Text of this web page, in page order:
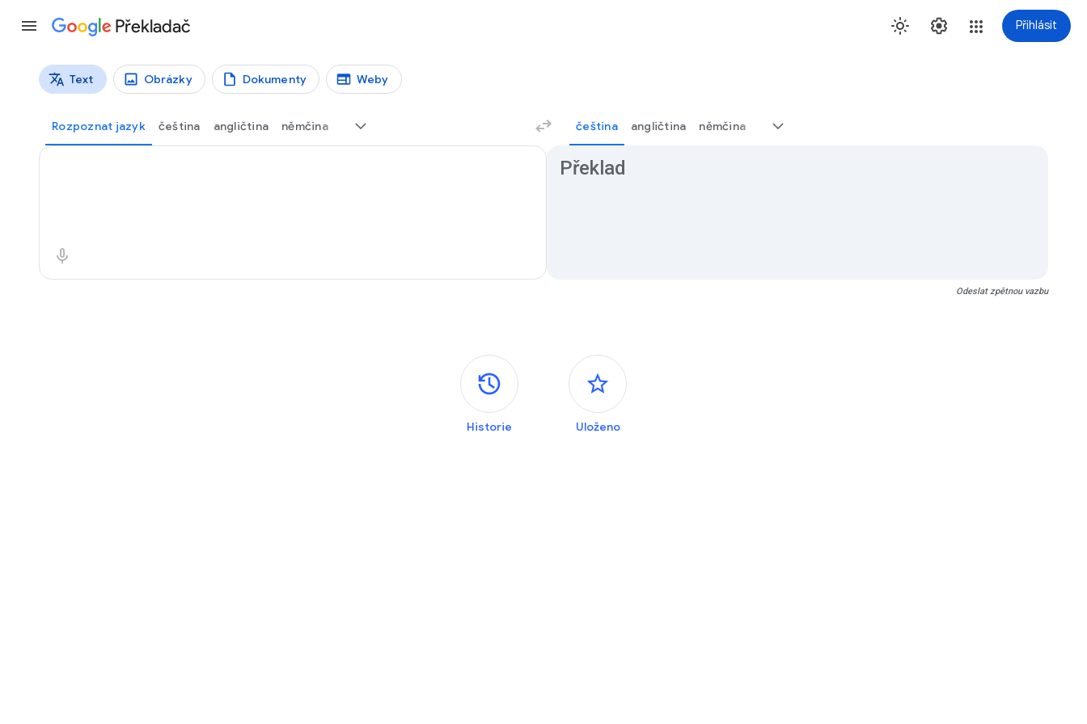
Překladač Přihlásit
Typy překladů
Text Obrázky Dokumenty Weby
Rozpoznat jazyk čeština angličtina němčina čeština angličtina němčina
Zdrojový text
Překlad
Odeslat zpětnou vazbu
Postranní panely
Historie Uloženo